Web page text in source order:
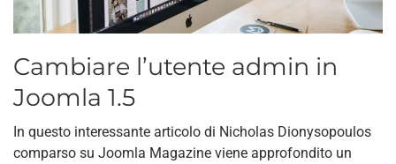
Cambiare l’utente admin in
Joomla 1.5
In questo interessante articolo di Nicholas Dionysopoulos
comparso su Joomla Magazine viene approfondito un